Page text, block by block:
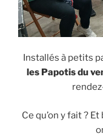
Installés à petits
les Papotis du
Ce qu’on y fait ?